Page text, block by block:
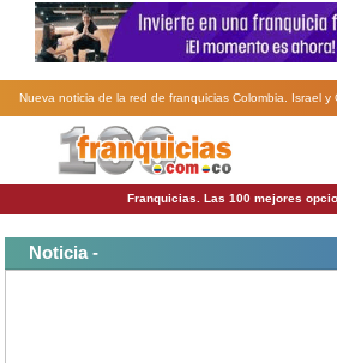
Nueva noticia de la red de franquicias Colombia. Israel y
Franquicias. Las 100 mejores
Noticia -